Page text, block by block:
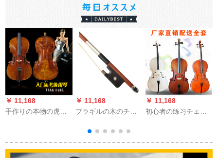
￥ 11,168
手作りの本物の虎の
の児童の楽器の1/8チ
ェロを演奏します。
￥ 11,168
ブラギルの木のチロ
の棒の黒木尾の仓库
の亜铅の质量をめま
した。
￥ 11,168
初心者の练习チェロ
器ナツメメの赤の3/4